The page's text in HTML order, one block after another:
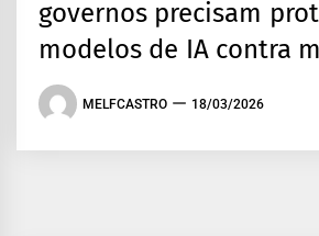
governos precisam
modelos de IA contra
MELFCASTRO 18/03/2026